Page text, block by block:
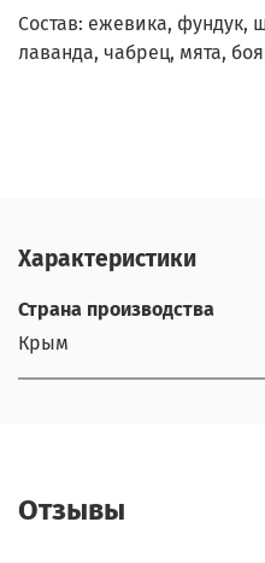
Состав: ежевика, фундук,
лаванда, чабрец, мята,
Характеристики
Страна производства
Крым
Отзывы